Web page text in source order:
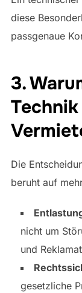
diese
passgenaue
3.
Die
beruht auf
nicht um
und
gesetzliche